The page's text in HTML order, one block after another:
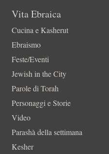
Vita Ebraica
Cucina e Kasherut
Ebraismo
Feste/Eventi
Jewish in the City
Parole di Torah
Personaggi e Storie
Video
Parashà della settimana
Kesher